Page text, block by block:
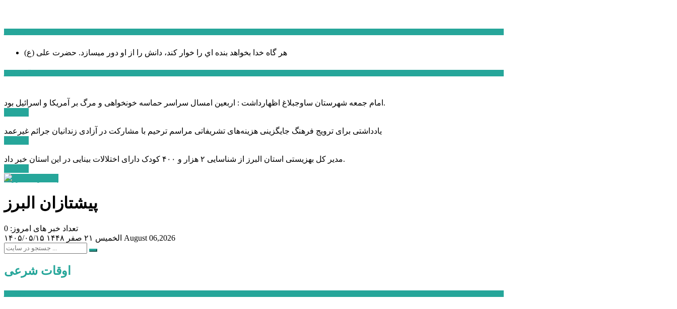
هر گاه خدا بخواهد بنده اي را خوار كند، دانش را از او دور میسازد. حضرت علی (ع)
امام جمعه شهرستان ساوجبلاغ اظهارداشت : اربعین امسال سراسر حماسه خونخواهی و مرگ بر آمریکا و اسرائیل بود.
یادداشتی برای ترویج فرهنگ جایگزینی هزینه‌های تشریفاتی مراسم ترحیم با مشارکت در آزادی زندانیان جرائم غیرعمد
مدیر کل بهزیستی استان البرز از شناسایی ۲ هزار و ۴۰۰ کودک دارای اختلالات بینایی در این استان خبر داد.
پیشتازان البرز
تعداد خبر های امروز: 0
۱۴۰۵/۰۵/۱۵
الخميس ۲۱ صفر ۱۴۴۸ August 06,2026
اوقات شرعی